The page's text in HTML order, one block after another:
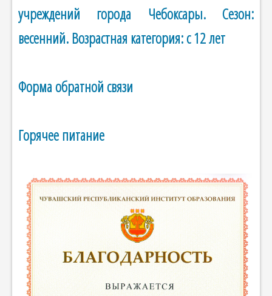
учреждений города Чебоксары. Сезон:
весенний. Возрастная категория: с 12 лет
Форма обратной связи
Горячее питание